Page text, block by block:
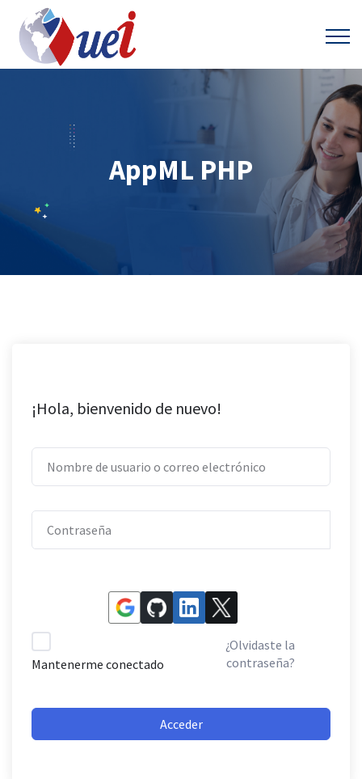
AppML PHP
¡Hola, bienvenido de nuevo!
Mantenerme conectado
¿Olvidaste la
contraseña?
Acceder